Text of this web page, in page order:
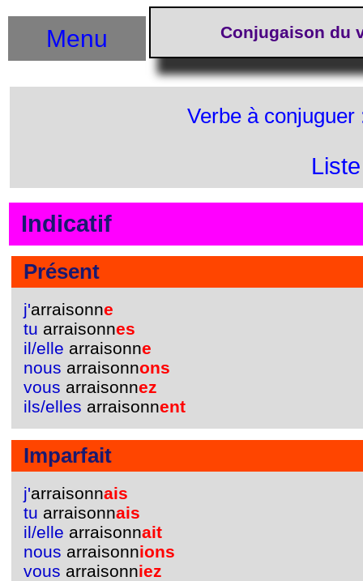
Conjugaison du
Menu
Verbe à
Indicatif
Présent
j'arraisonne
tu arraisonnes
il/elle arraisonne
nous arraisonnons
vous arraisonnez
ils/elles arraisonnent
Imparfait
j'arraisonnais
tu arraisonnais
il/elle arraisonnait
nous arraisonnions
vous arraisonniez